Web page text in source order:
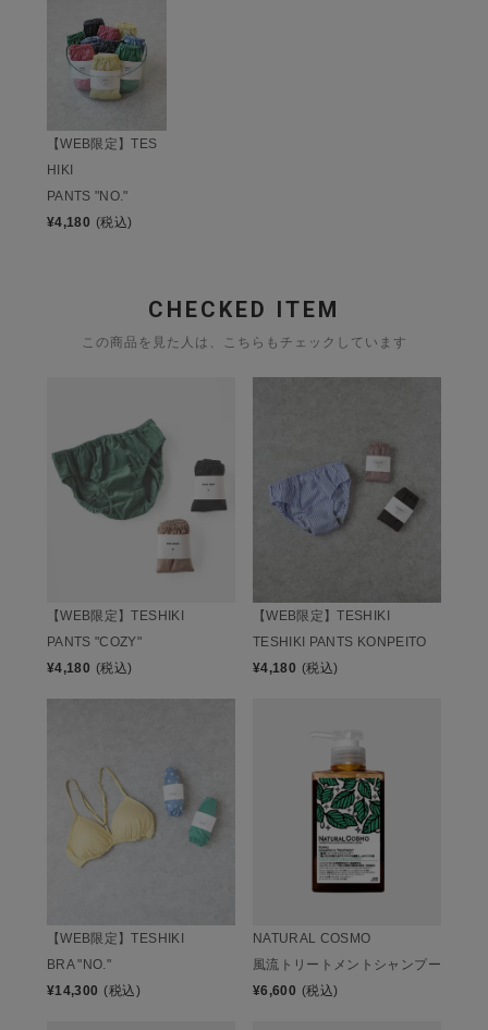
【WEB限定】TES
HIKI
PANTS "NO."
¥4,180 (税込)
CHECKED ITEM
この商品を見た人は、こちらもチェックしています
【WEB限定】TESHIKI
PANTS "COZY"
¥4,180 (税込)
【WEB限定】TESHIKI
TESHIKI PANTS KONPEITO
¥4,180 (税込)
【WEB限定】TESHIKI
BRA "NO."
¥14,300 (税込)
NATURAL COSMO
風流トリートメントシャンプー
¥6,600 (税込)